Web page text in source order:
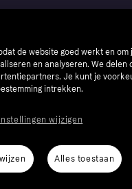
Klarna.com
de website goed werkt en om
en analyseren. We delen
Je kunt je
intrekken.
Alles toestaan
Instellingen wijzigen